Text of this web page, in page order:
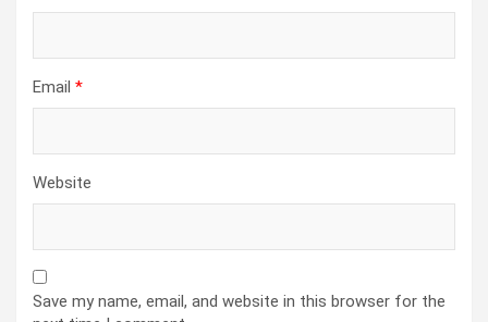
Email *
Website
Save my name, email, and website in this browser for the